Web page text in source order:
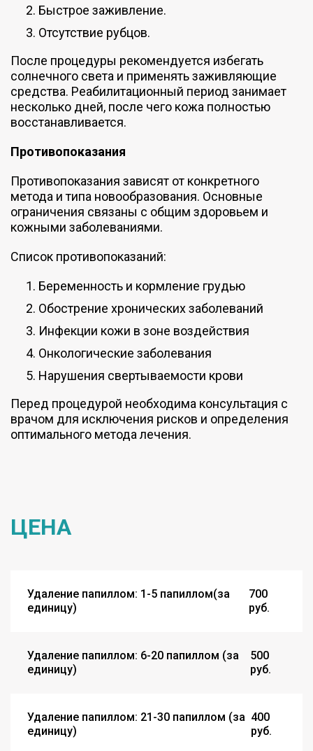
Быстрое заживление.
Отсутствие рубцов.
После процедуры рекомендуется избегать
солнечного света и применять заживляющие
средства. Реабилитационный период занимает
несколько дней, после чего кожа полностью
восстанавливается.
Противопоказания
Противопоказания зависят от конкретного
метода и типа новообразования. Основные
ограничения связаны с общим здоровьем и
кожными заболеваниями.
Список противопоказаний:
Беременность и кормление грудью
Обострение хронических заболеваний
Инфекции кожи в зоне воздействия
Онкологические заболевания
Нарушения свертываемости крови
Перед процедурой необходима консультация с
врачом для исключения рисков и определения
оптимального метода лечения.
ЦЕНА
Удаление папиллом: 1-5 папиллом(за
единицу)
700
руб.
Удаление папиллом: 6-20 папиллом (за
единицу)
500
руб.
Удаление папиллом: 21-30 папиллом (за
единицу)
400
руб.